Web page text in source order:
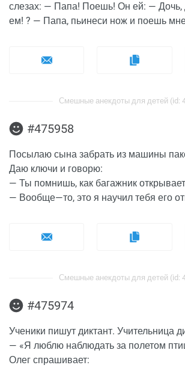
слезах: — Папа! Поешь! Он ей: — Дочь,
ем! ? — Папа, пьинеси нож и поешь мне
Смешные анекдоты для детей (id:
#475958
Посылаю сына забрать из машины
Даю ключи и говорю:
— Ты помнишь, как багажник
— Вообще—то, это я научил тебя его
Смешные анекдоты для детей (id:
#475974
Ученики пишут диктант. Учительница
— «Я люблю наблюдать за полетом
Олег спрашивает: